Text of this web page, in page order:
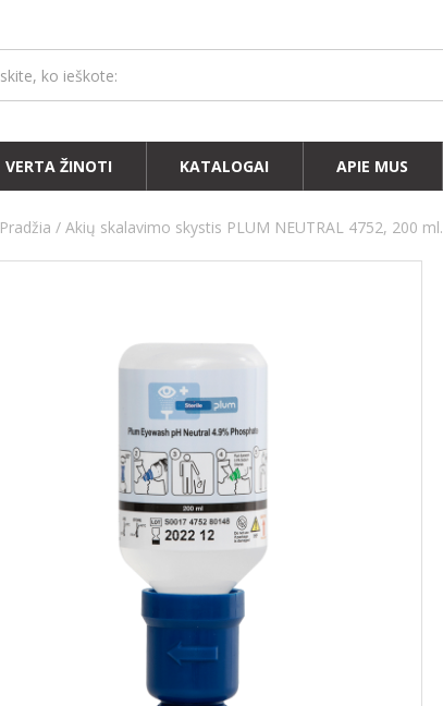
VERTA ŽINOTI KATALOGAI APIE MUS
Pradžia Akių skalavimo skystis PLUM NEUTRAL 4752, 200 ml.